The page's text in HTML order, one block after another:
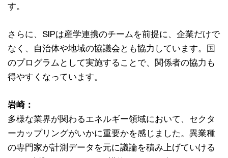
す。
さらに、SIPは産学連携のチームを前提に、企業だけで
なく、自治体や地域の協議会とも協力しています。国
のプログラムとして実施することで、関係者の協力も
得やすくなっています。
岩崎：
多様な業界が関わるエネルギー領域において、セクタ
ーカップリングがいかに重要かを感じました。異業種
の専門家が計測データを元に議論を積み上げていける